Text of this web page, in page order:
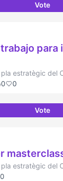
Vote
para
estratègic del
0 0
Vote
estratègic del
0